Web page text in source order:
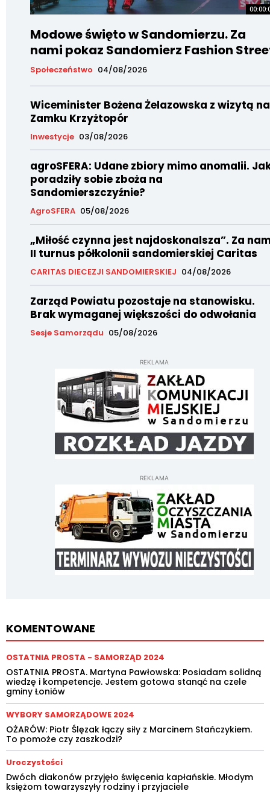
Modowe święto w Sandomierzu. Za
nami pokaz Sandomierz Fashion
Społeczeństwo 04/08/2026
Wiceminister Bożena Żelazowska z wizytą na
Zamku Krzyżtopór
Inwestycje 03/08/2026
agroSFERA: Udane zbiory mimo anomalii.
poradziły sobie zboża na
Sandomierszczyźnie?
AgroSFERA 05/08/2026
„Miłość czynna jest najdoskonalsza”. Za
II turnus półkolonii sandomierskiej Caritas
CARITAS DIECEZJI SANDOMIERSKIEJ 04/08/2026
Zarząd Powiatu pozostaje na stanowisku.
Brak wymaganej większości do odwołania
Sesje Samorządu 05/08/2026
REKLAMA
REKLAMA
KOMENTOWANE
OSTATNIA PROSTA - SAMORZĄD 2024
OSTATNIA PROSTA. Martyna Pawłowska: Posiadam solidną
wiedzę i kompetencje. Jestem gotowa stanąć na czele
gminy Łoniów
WYBORY SAMORZĄDOWE 2024
OŻARÓW: Piotr Ślęzak łączy siły z Marcinem Stańczykiem.
To pomoże czy zaszkodzi?
Uroczystości
Dwóch diakonów przyjęło święcenia kapłańskie. Młodym
księżom towarzyszyły rodziny i przyjaciele